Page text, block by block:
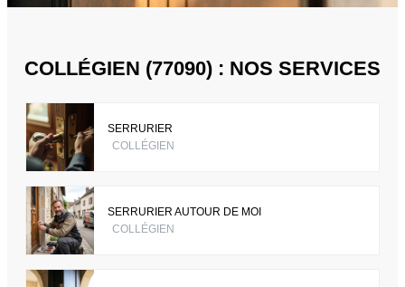
COLLÉGIEN (77090) : NOS SERVICES
SERRURIER
COLLÉGIEN
SERRURIER AUTOUR DE MOI
COLLÉGIEN